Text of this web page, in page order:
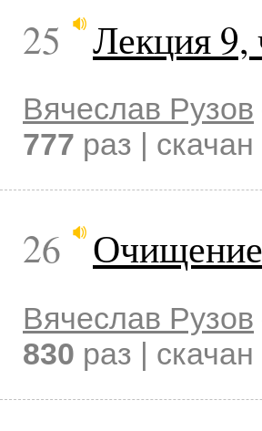
25 Лекция 9,
Вячеслав Рузов
777 раз | скачан
26
Вячеслав Рузов
830 раз | скачан